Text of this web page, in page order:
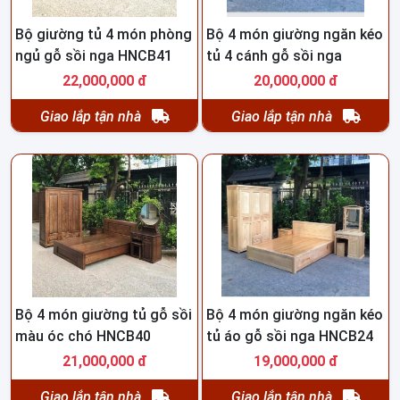
Vui Lòng liên hệ để có giá ưu đãi .
Thông Tin Liên Hệ :
- SHOWROOM 400m2 : Số 89 Ba La - Hà Đông - Hà Đông
- HN ( mặt đường )
- Xưởng SX : DV 4 Đất dịch vụ Phú Lãm - Hà Đông - HN
- ĐT/ZALO : 0975.485.564 ( Em Tuấn - 24/7 )
Bộ giường tủ 4 món phòng
ngủ gỗ sồi nga HNCB41
22,000,000 đ
Giao lắp tận nhà
Bộ 4 món giường ngăn kéo
tủ 4 cánh gỗ sồi nga
HNCB2520,000,000 đ
Giao lắp tận nhà
Bộ 4 món giường tủ gỗ sồi
màu óc chó HNCB40
21,000,000 đ
Bộ 4 món giường ngăn kéo
tủ áo gỗ sồi nga HNCB24
19,000,000 đ